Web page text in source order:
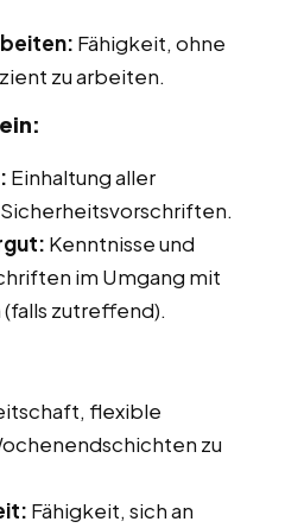
Fähigkeit, ohne
zu arbeiten.
Einhaltung aller
Kenntnisse und
im Umgang mit
zutreffend).
flexible
zu
Fähigkeit, sich an